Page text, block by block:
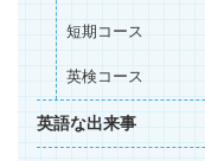
短期コース
英検コース
英語な出来事